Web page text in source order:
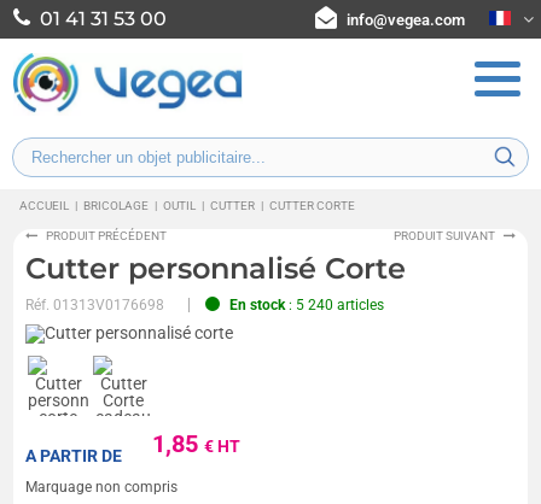
01 41 31 53 00 info@vegea.com
ACCUEIL | BRICOLAGE | OUTIL | CUTTER | CUTTER CORTE
PRODUIT PRÉCÉDENT PRODUIT SUIVANT
Cutter personnalisé Corte
Réf.01313V0176698 En stock: 5 240 articles
1,85€ HT
A PARTIR DE
Marquage non compris